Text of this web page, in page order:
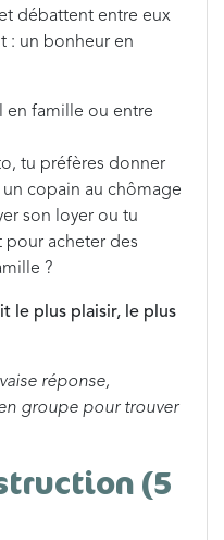
débattent entre eux
: un bonheur en
en famille ou entre
tu préfères donner
un copain au chômage
son loyer ou tu
pour acheter des
?
le plus plaisir, le plus
réponse,
groupe pour trouver
(5